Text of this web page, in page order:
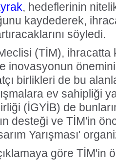
, hedeflerinin
kaydederek,
söyledi.
(TİM), ihracatta
inovasyonun önemini
birlikleri de bu
ev sahipliği
(İGYİB) de
desteği ve TİM'in
Yarışması'
göre TİM'in